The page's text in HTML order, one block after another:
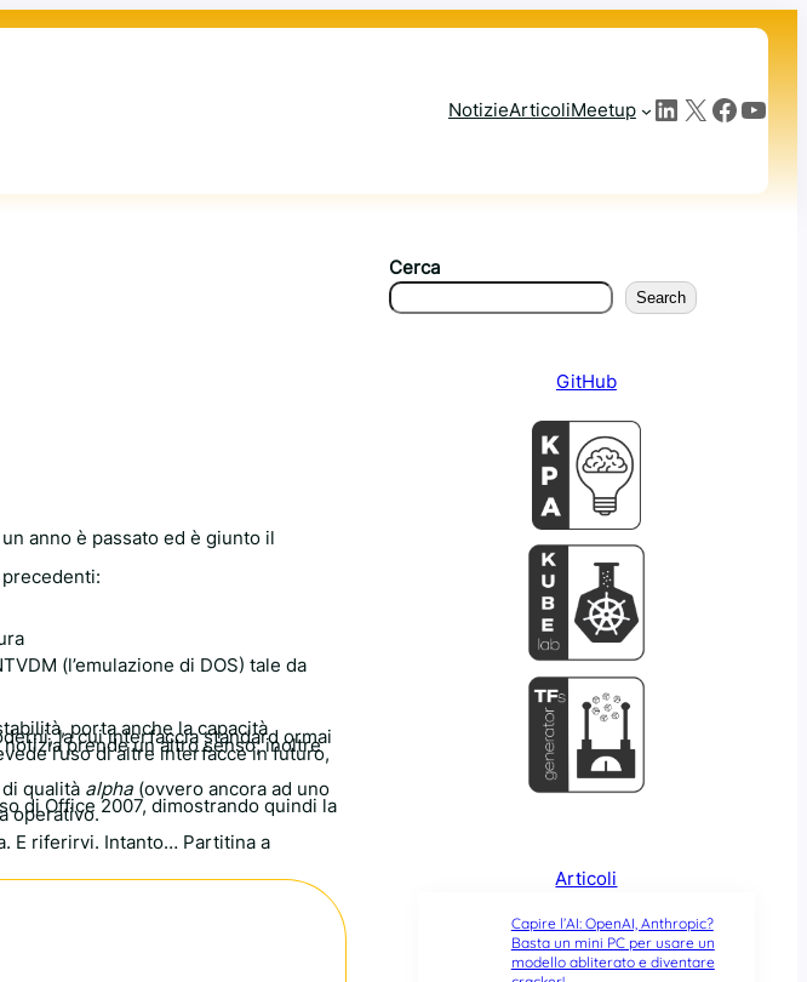
NotizieArticoliMeetup LinkedIn X Facebook YouTube
anno è passato ed è giunto il
(l’emulazione di DOS) tale da
porta anche la capacità
la cui interfaccia standard ormai
prende un altro senso; inoltre
l’uso di altre interfacce in futuro,
qualità alpha (ovvero ancora ad uno
di Office 2007, dimostrando quindi la
operativo.
E riferirvi. Intanto… Partitina a
Cerca
Search
GitHub
Articoli
Capire l’AI: OpenAI, Anthropic?
Basta un mini PC per usare un
modello abliterato e diventare